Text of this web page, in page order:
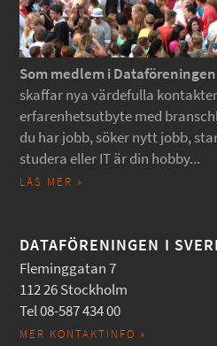
Som medlem i Dataföreningen
skaffar nya värdefulla
erfarenhetsutbyte med
du har jobb, söker nytt jobb,
studera eller IT är din hobby...
LÄS MER »
DATAFÖRENINGEN I
Fleminggatan 7
112 26 Stockholm
Tel 08-587 434 00
MER KONTAKTINFO »